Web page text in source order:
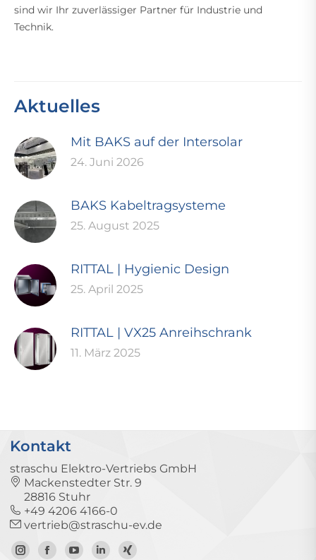
sind wir Ihr zuverlässiger Partner für Industrie und
Technik.
Aktuelles
Mit BAKS auf der Intersolar
24. Juni 2026
BAKS Kabeltragsysteme
25. August 2025
RITTAL | Hygienic Design
25. April 2025
RITTAL | VX25 Anreihschrank
11. März 2025
Kontakt
straschu Elektro-Vertriebs GmbH
Mackenstedter Str. 9
28816 Stuhr
+49 4206 4166-0
vertrieb@straschu-ev.de